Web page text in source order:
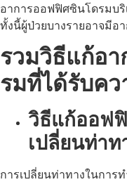
อาการออฟฟิศซินโดรมบ
ทั้งนี้ผู้ป่วยบางรายอาจมีอ
รวมวิธีแก้อ
รมที่ได้รับค
วิธีแก้ออฟ
เปลี่ยนท่าท
การเปลี่ยนท่าทางในการ